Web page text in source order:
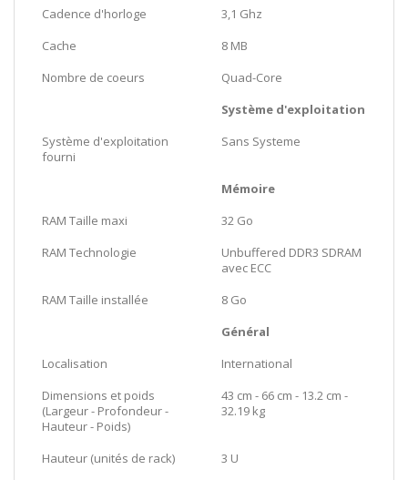
Cadence d'horloge
3,1 Ghz
Cache
8 MB
Nombre de coeurs
Quad-Core
Système d'exploitation
Système d'exploitation
fourni
Sans Systeme
Mémoire
RAM Taille maxi
32 Go
RAM Technologie
Unbuffered DDR3 SDRAM
avec ECC
RAM Taille installée
8 Go
Général
Localisation
International
Dimensions et poids
(Largeur - Profondeur -
Hauteur - Poids)
43 cm - 66 cm - 13.2 cm -
32.19 kg
Hauteur (unités de rack)
3 U